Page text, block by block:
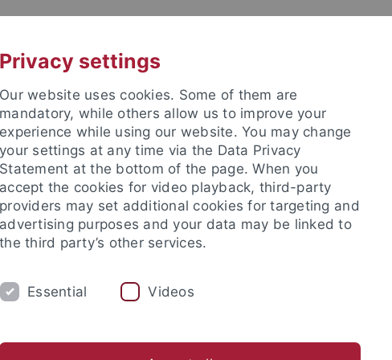
FORSCHUNG EINRICHTUNGEN
Zentren und Institute Nachwuchsförderung
Privacy settings
Our website uses cookies. Some of them are
mandatory, while others allow us to improve your
experience while using our website. You may change
your settings at any time via the Data Privacy
Statement at the bottom of the page. When you
accept the cookies for video playback, third-party
providers may set additional cookies for targeting and
advertising purposes and your data may be linked to
the third party’s other services.
Essential Videos